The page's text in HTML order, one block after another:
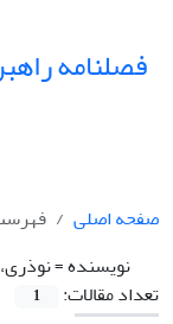
فصلنامه
صفحه اصلی
نویسنده =
تعداد مقالات:
1